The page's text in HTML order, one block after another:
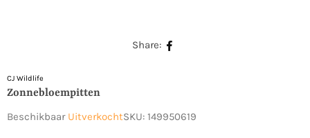
Share:
CJ Wildlife
Zonnebloempitten
Beschikbaar UitverkochtSKU: 149950619